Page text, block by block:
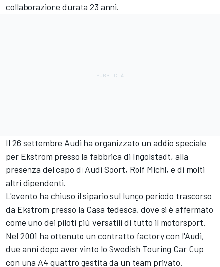
collaborazione durata 23 anni.
Il 26 settembre Audi ha organizzato un addio speciale
per Ekstrom presso la fabbrica di Ingolstadt, alla
presenza del capo di Audi Sport, Rolf Michl, e di molti
altri dipendenti.
L'evento ha chiuso il sipario sul lungo periodo trascorso
da Ekstrom presso la Casa tedesca, dove si è affermato
come uno dei piloti più versatili di tutto il motorsport.
Nel 2001 ha ottenuto un contratto factory con l'Audi,
due anni dopo aver vinto lo Swedish Touring Car Cup
con una A4 quattro gestita da un team privato.